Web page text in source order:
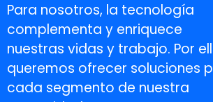
Para nosotros, la tecnología
complementa y enriquece
nuestras vidas y trabajo. Por
queremos ofrecer soluciones
cada segmento de nuestra